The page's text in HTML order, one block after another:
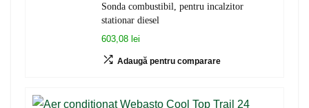
Sonda combustibil, pentru incalzitor
stationar diesel
603,08 lei
Adaugă pentru comparare